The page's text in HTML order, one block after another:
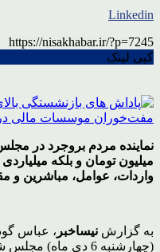
Linkedin
https://nisakhabar.ir/?p=7245
کپی لینک
میلیون تومان و بلکه
واردات، عوامل، مباشرین و
به گزارش نیساخبر ، عباس
(چهارشنبه 6 دی